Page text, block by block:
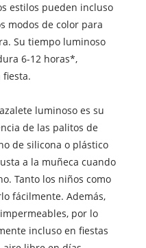
estilos pueden incluso
modos de color para
Su tiempo luminoso
6-12 horas*,
luminoso es su
de las palitos de
de silicona o plástico
a la muñeca cuando
Tanto los niños como
fácilmente. Además,
por lo
incluso en fiestas